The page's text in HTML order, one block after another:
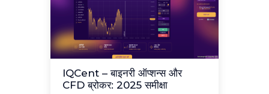
IQCent – बाइनरी ऑप्शन्स और
CFD ब्रोकर: 2025 समीक्षा